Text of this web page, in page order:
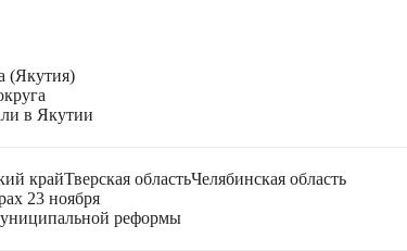
(Якутия)
в Якутии
крайТверская областьЧелябинская область
23 ноября
реформы